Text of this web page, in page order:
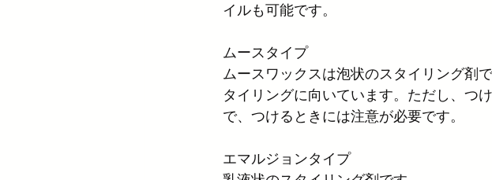
イルも可能です。
ムースタイプ
ムースワックスは泡状のスタイリング剤
タイリングに向いています。ただし、つ
で、つけるときには注意が必要です。
エマルジョンタイプ